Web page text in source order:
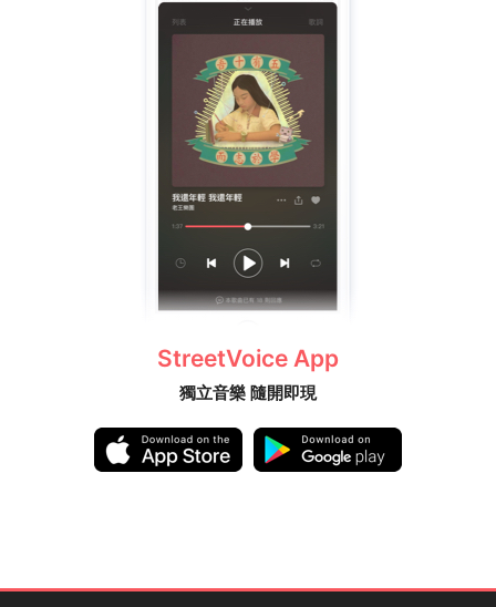
StreetVoice App
獨立音樂 隨開即現